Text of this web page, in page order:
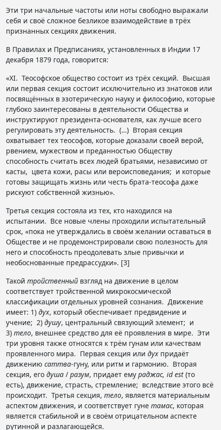
Эти три начальные частоты или ноты свободно выражали
себя и своё сложное безликое взаимодействие в трёх
признанных секциях движения.
В Правилах и Предписаниях, установленных в Индии 17
декабря 1879 года, говорится:
«XI. Теософское общество состоит из трёх секций. Высшая
или первая секция состоит исключительно из знатоков или
посвящённых в эзотерическую науку и философию, которые
глубоко заинтересованы в деятельности Общества и
инструктируют президента-основателя, как лучше всего
регулировать эту деятельность. (…) Вторая секция
охватывает тех теософов, которые доказали своей верой,
рвением, мужеством и преданностью Обществу
способность считать всех людей братьями, независимо от
касты, цвета кожи, расы или вероисповедания; и которые
готовы защищать жизнь или честь брата-теософа даже
рискуют собственной жизнью».
Третья секция состояла из тех, кто находился на
испытании. Все новые члены проходили испытательный
срок, «пока не утверждались в своём желании оставаться в
Обществе и не продемонстрировали свою полезность для
него и способность преодолевать злые привычки и
необоснованные предрассудки». [3]
Такой тройственный взгляд на движение в целом
соответствует тройственной микрокосмической
классификации отдельных уровней сознания. Движение
имеет: 1) дух, который обеспечивает предвидение и
учение; 2) душу, центральный связующий элемент; и
3) тело, внешнее средство для её проявления в мире. Эти
три уровня также относятся к трём гунам или качествам
проявленного мира. Первая секция или дух придаёт
движению саттва-гуну, или ритм и гармонию. Вторая
секция, его душа / разум, придает ему раджас, id est (то
есть), движение, страсть, стремление; вследствие этого всё
происходит. Третья секция, тело, является материальным
аспектом движения, и соответствует гуне тамас, которая
является стабильной и в своём отрицательном аспекте
рутинной и разлагающейся.